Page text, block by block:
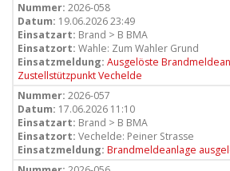
Nummer: 2026-058
Datum: 19.06.2026 23:49
Einsatzart: Brand > B BMA
Einsatzort: Wahle: Zum Wahler Grund
Einsatzmeldung: Ausgelöste
Zustellstützpunkt Vechelde
Nummer: 2026-057
Datum: 17.06.2026 11:10
Einsatzart: Brand > B BMA
Einsatzort: Vechelde: Peiner Strasse
Einsatzmeldung: Brandmeldeanlage